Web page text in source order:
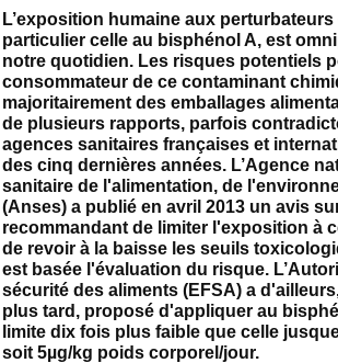
L’exposition humaine aux
particulier celle au bisphénol A, est
notre quotidien. Les risques potentiels
consommateur de ce contaminant
majoritairement des emballages
de plusieurs rapports, parfois
agences sanitaires françaises et
des cinq dernières années. L’Agence
sanitaire de l'alimentation, de
(Anses) a publié en avril 2013 un avis
recommandant de limiter l'exposition à
de revoir à la baisse les seuils
est basée l'évaluation du risque.
sécurité des aliments (EFSA) a
plus tard, proposé d'appliquer au
limite dix fois plus faible que celle
soit 5µg/kg poids corporel/jour.